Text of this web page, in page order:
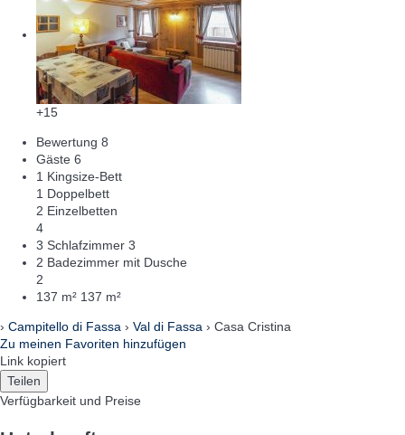
+15
Bewertung 8
Gäste 6
1 Kingsize-Bett
1 Doppelbett
2 Einzelbetten
4
3 Schlafzimmer 3
2 Badezimmer mit Dusche
2
137 m² 137 m²
› Campitello di Fassa › Val di Fassa › Casa Cristina
Zu meinen Favoriten hinzufügen
Link kopiert
Teilen
Verfügbarkeit und Preise